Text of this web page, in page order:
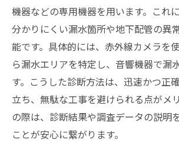
すすめ
機器などの専用機器を用います。これ
分かりにくい漏水箇所や地下配管の異
能です。具体的には、赤外線カメラを
ら漏水エリアを特定し、音響機器で漏
す。こうした診断方法は、迅速かつ正
立ち、無駄な工事を避けられる点がメ
の際は、診断結果や調査データの説明
ことが安心に繋がります。